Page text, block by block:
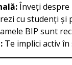
Înveți despre
cu studenți
BIP sunt
Te implici activ